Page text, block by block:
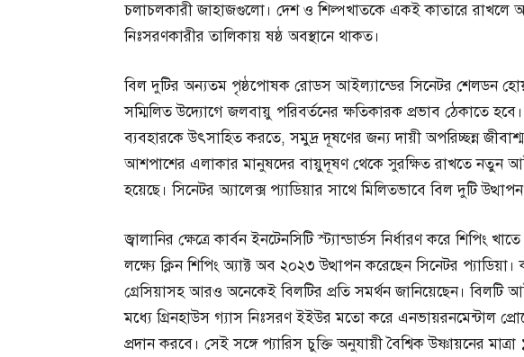
চলাচলকারী জাহাজগুলো। দেশ ও শিল্পখাতকে একই কাতারে রাখলে
নিঃসরণকারীর তালিকায় ষষ্ঠ অবস্থানে থাকত।
বিল দুটির অন্যতম পৃষ্ঠপোষক রোডস আইল্যান্ডের সিনেটর শেলডন
সম্মিলিত উদ্যোগে জলবায়ু পরিবর্তনের ক্ষতিকারক প্রভাব ঠেকাতে হবে।
ব্যবহারকে উৎসাহিত করতে, সমুদ্র দূষণের জন্য দায়ী অপরিচ্ছন্ন
আশপাশের এলাকার মানুষদের বায়ুদূষণ থেকে সুরক্ষিত রাখতে নতুন
হয়েছে। সিনেটর অ্যালেক্স প্যাডিয়ার সাথে মিলিতভাবে বিল দুটি
জ্বালানির ক্ষেত্রে কার্বন ইনটেনসিটি স্ট্যান্ডার্ডস নির্ধারণ করে শিপিং
লক্ষ্যে ক্লিন শিপিং অ্যাক্ট অব ২০২৩ উত্থাপন করেছেন সিনেটর প্যাডিয়া।
গ্রেসিয়াসহ আরও অনেকেই বিলটির প্রতি সমর্থন জানিয়েছেন।
মধ্যে গ্রিনহাউস গ্যাস নিঃসরণ ইইউর মতো করে এনভায়রনমেন্টাল
প্রদান করবে। সেই সঙ্গে প্যারিস চুক্তি অনুযায়ী বৈশ্বিক উষ্ণায়নের